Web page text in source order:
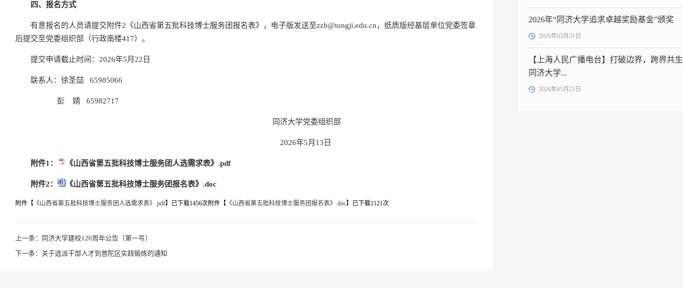
四、报名方式
有意报名的人员请提交附件2《山西省第五批科技博士服务团报名表》，电子版发送至zzb@tongji.edu.cn，纸质版经基层单位党委签章
后提交至党委组织部（行政南楼417）。
提交申请截止时间：2026年5月22日
联系人：徐圣喆 65985066
彭 婧 65982717
同济大学党委组织部
2026年5月13日
附件1： 《山西省第五批科技博士服务团人选需求表》.pdf
附件2： 《山西省第五批科技博士服务团报名表》.doc
附件【 《山西省第五批科技博士服务团人选需求表》.pdf】已下载1456次 附件【 《山西省第五批科技博士服务团报名表》.doc】已下载1121次
上一条：同济大学建校120周年公告（第一号）
下一条：关于选派干部人才到普陀区实践锻炼的通知
2026年“同济大学追求卓越奖励基金”颁奖
2026年05月21日
【上海人民广播电台】打破边界，跨界共生
同济大学...
2026年05月21日